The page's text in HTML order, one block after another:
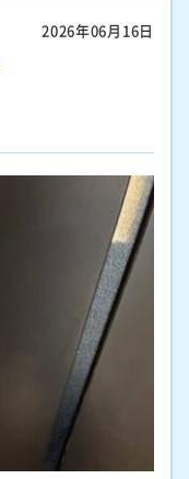
2026年06月16日